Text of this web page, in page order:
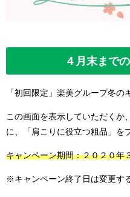
４月末まで
「初回限定」楽美グループ冬の
この画面を表示していただくか
に、「肩こりに役立つ粗品」を
キャンペーン期間：２０２０年
※キャンペーン終了日は変更す